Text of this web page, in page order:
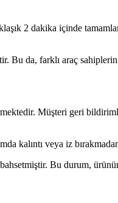
2 dakika içinde
Bu da, farklı araç
Müşteri geri
kalıntı veya iz
Bu durum,